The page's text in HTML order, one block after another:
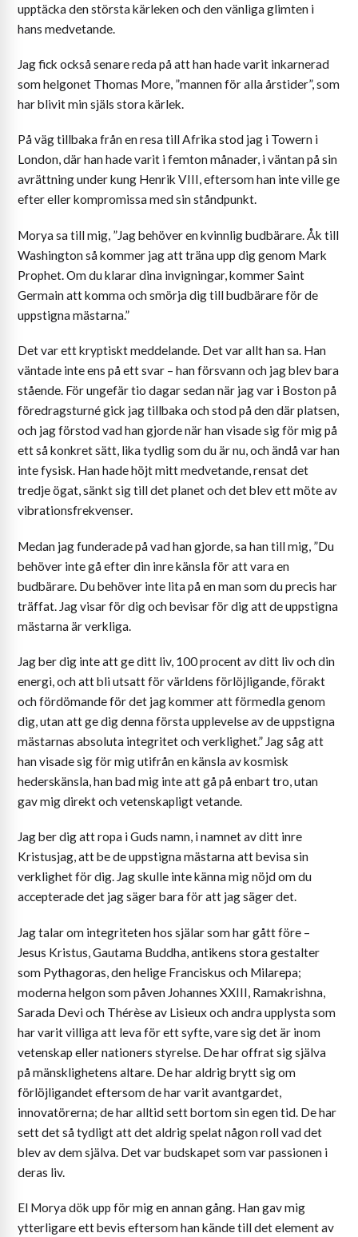
upptäcka den största kärleken och den vänliga glimten i
hans medvetande.
Jag fick också senare reda på att han hade varit inkarnerad
som helgonet Thomas More, ”mannen för alla årstider”, som
har blivit min själs stora kärlek.
På väg tillbaka från en resa till Afrika stod jag i Towern i
London, där han hade varit i femton månader, i väntan på sin
avrättning under kung Henrik VIII, eftersom han inte ville ge
efter eller kompromissa med sin ståndpunkt.
Morya sa till mig, ”Jag behöver en kvinnlig budbärare. Åk till
Washington så kommer jag att träna upp dig genom Mark
Prophet. Om du klarar dina invigningar, kommer Saint
Germain att komma och smörja dig till budbärare för de
uppstigna mästarna.”
Det var ett kryptiskt meddelande. Det var allt han sa. Han
väntade inte ens på ett svar – han försvann och jag blev bara
stående. För ungefär tio dagar sedan när jag var i Boston på
föredragsturné gick jag tillbaka och stod på den där platsen,
och jag förstod vad han gjorde när han visade sig för mig på
ett så konkret sätt, lika tydlig som du är nu, och ändå var han
inte fysisk. Han hade höjt mitt medvetande, rensat det
tredje ögat, sänkt sig till det planet och det blev ett möte av
vibrationsfrekvenser.
Medan jag funderade på vad han gjorde, sa han till mig, ”Du
behöver inte gå efter din inre känsla för att vara en
budbärare. Du behöver inte lita på en man som du precis har
träffat. Jag visar för dig och bevisar för dig att de uppstigna
mästarna är verkliga.
Jag ber dig inte att ge ditt liv, 100 procent av ditt liv och din
energi, och att bli utsatt för världens förlöjligande, förakt
och fördömande för det jag kommer att förmedla genom
dig, utan att ge dig denna första upplevelse av de uppstigna
mästarnas absoluta integritet och verklighet.” Jag såg att
han visade sig för mig utifrån en känsla av kosmisk
hederskänsla, han bad mig inte att gå på enbart tro, utan
gav mig direkt och vetenskapligt vetande.
Jag ber dig att ropa i Guds namn, i namnet av ditt inre
Kristusjag, att be de uppstigna mästarna att bevisa sin
verklighet för dig. Jag skulle inte känna mig nöjd om du
accepterade det jag säger bara för att jag säger det.
Jag talar om integriteten hos själar som har gått före –
Jesus Kristus, Gautama Buddha, antikens stora gestalter
som Pythagoras, den helige Franciskus och Milarepa;
moderna helgon som påven Johannes XXIII, Ramakrishna,
Sarada Devi och Thérèse av Lisieux och andra upplysta som
har varit villiga att leva för ett syfte, vare sig det är inom
vetenskap eller nationers styrelse. De har offrat sig själva
på mänsklighetens altare. De har aldrig brytt sig om
förlöjligandet eftersom de har varit avantgardet,
innovatörerna; de har alltid sett bortom sin egen tid. De har
sett det så tydligt att det aldrig spelat någon roll vad det
blev av dem själva. Det var budskapet som var passionen i
deras liv.
El Morya dök upp för mig en annan gång. Han gav mig
ytterligare ett bevis eftersom han kände till det element av